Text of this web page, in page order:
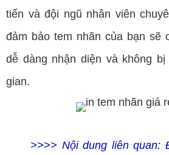
tiến và đội ngũ nhân viên
đảm bảo tem nhãn của bạn sẽ
dễ dàng nhận diện và không
gian.
>>>> Nội dung liên quan: